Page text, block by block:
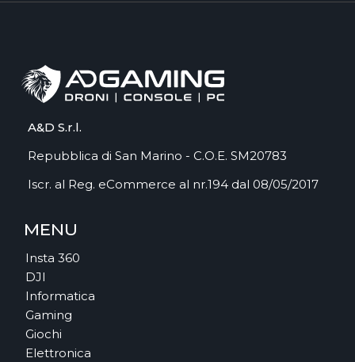
A&D S.r.l.
Repubblica di San Marino - C.O.E. SM20783
Iscr. al Reg. eCommerce al nr.194 dal 08/05/2017
MENU
Insta 360
DJI
Informatica
Gaming
Giochi
Elettronica